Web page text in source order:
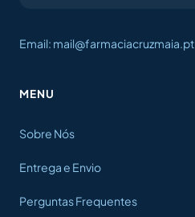
Email: mail@farmaciacruzmaia.pt
MENU
Sobre Nós
Entrega e Envio
Perguntas Frequentes